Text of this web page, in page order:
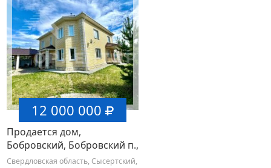
12 000 000
Продается дом,
Бобровский, Бобровский п.,
14
Свердловская область, Сысертский,